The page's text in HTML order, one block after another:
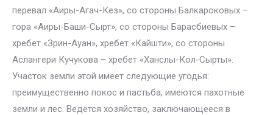
перевал «Аиры-Агач-Кез», со стороны Балкароковых –
гора «Аиры-Баши-Сырт», со стороны Барасбиевых –
хребет «Зрин-Ауан», хребет «Кайшти», со стороны
Аслангери Кучукова – хребет «Ханслы-Кол-Сырты».
Участок земли этой имеет следующие угодья:
преимущественно покос и пастьба, имеются пахотные
земли и лес. Ведется хозяйство, заключающееся в